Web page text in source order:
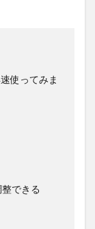
使ってみま
できる